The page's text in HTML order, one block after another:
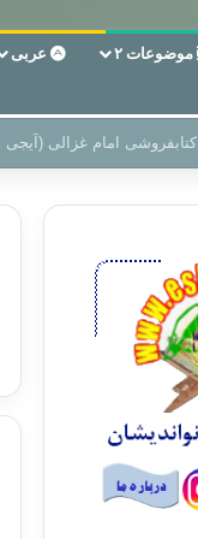
موضوعات ۲ عربی
سر دفتر فساد در زمین‌، دوری